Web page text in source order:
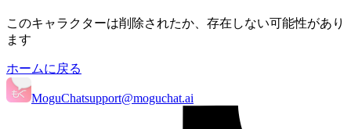
このキャラクターは削除されたか、存在しない可能性があり
ます
ホームに戻る
MoguChatsupport@moguchat.ai